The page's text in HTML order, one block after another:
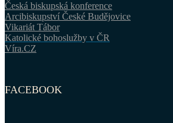
Česká biskupská konference
Arcibiskupství České Budějovice
Vikariát Tábor
Katolické bohoslužby v ČR
Víra.CZ
FACEBOOK